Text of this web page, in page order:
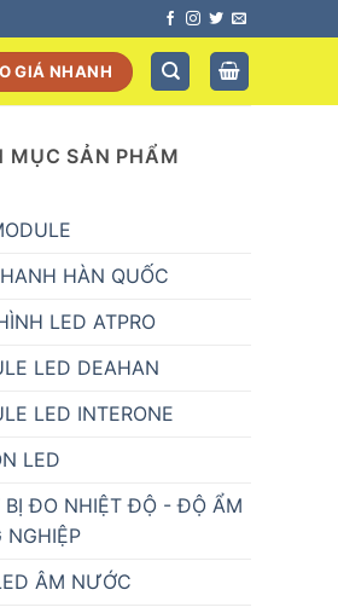
GIÁ NHANH
MỤC SẢN PHẨM
HÀN QUỐC
LED ATPRO
LED DEAHAN
LED INTERONE
LED
BỊ ĐO NHIỆT ĐỘ - ĐỘ ẨM
NGHIỆP
ÂM NƯỚC